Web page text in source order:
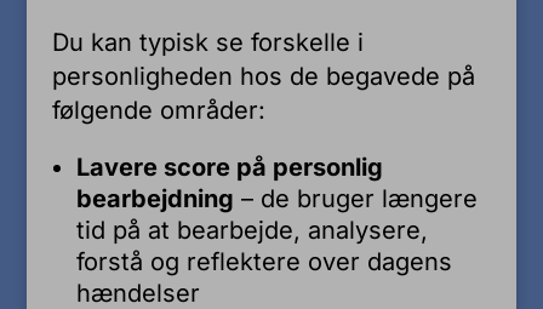
Du kan typisk se forskelle i
personligheden hos de begavede på
følgende områder:
Lavere score på personlig
bearbejdning – de bruger længere
tid på at bearbejde, analysere,
forstå og reflektere over dagens
hændelser